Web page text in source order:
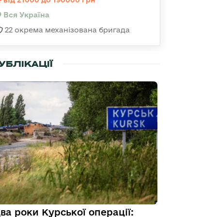
Вся Україна
22 окрема механізована бригада
роки Курської операції: